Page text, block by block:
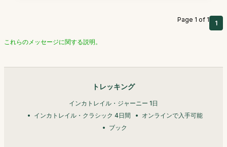
Page 1 of 1 1
これらのメッセージに関する説明。
トレッキング
インカトレイル・ジャーニー 1日
インカトレイル・クラシック 4日間
オンラインで入手可能
ブック